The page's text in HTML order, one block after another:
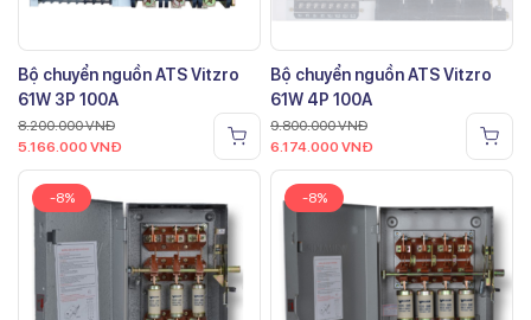
Bộ chuyển nguồn ATS Vitzro
61W 3P 100A
8.200.000VNĐ
5.166.000 VNĐ
Bộ chuyển nguồn ATS Vitzro
61W 4P 100A
9.800.000VNĐ
6.174.000 VNĐ
-8% -8%